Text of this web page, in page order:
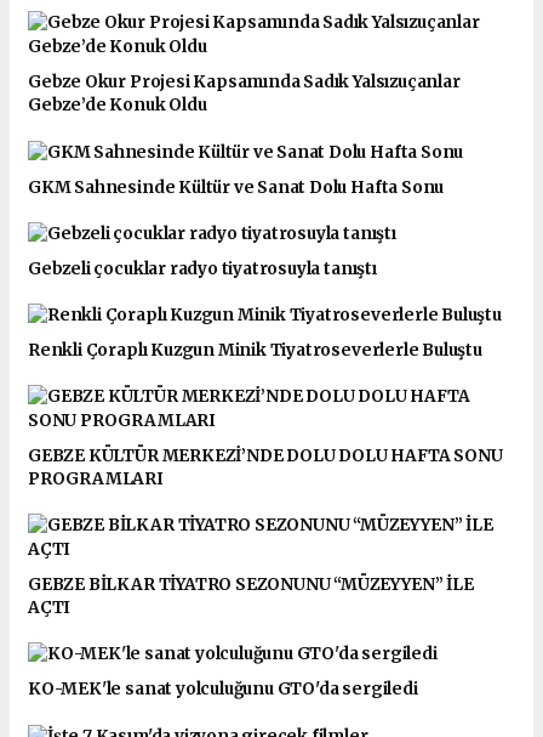
Gebze Okur Projesi Kapsamında Sadık Yalsızuçanlar
Gebze’de Konuk Oldu
GKM Sahnesinde Kültür ve Sanat Dolu Hafta Sonu
Gebzeli çocuklar radyo tiyatrosuyla tanıştı
Renkli Çoraplı Kuzgun Minik Tiyatroseverlerle Buluştu
GEBZE KÜLTÜR MERKEZİ’NDE DOLU DOLU HAFTA SONU
PROGRAMLARI
GEBZE BİLKAR TİYATRO SEZONUNU “MÜZEYYEN” İLE
AÇTI
KO-MEK'le sanat yolculuğunu GTO'da sergiledi